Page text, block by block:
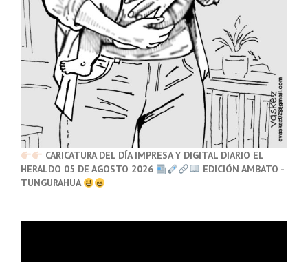
CARICATURA DEL DÍA IMPRESA Y DIGITAL DIARIO EL
HERALDO 05 DE AGOSTO 2026
EDICIÓN AMBATO -
TUNGURAHUA